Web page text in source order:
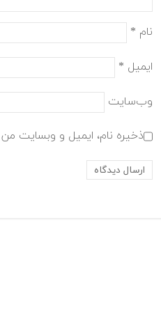
نام *
ایمیل *
وب‌سایت
ذخیره نام، ایمیل و وبسایت